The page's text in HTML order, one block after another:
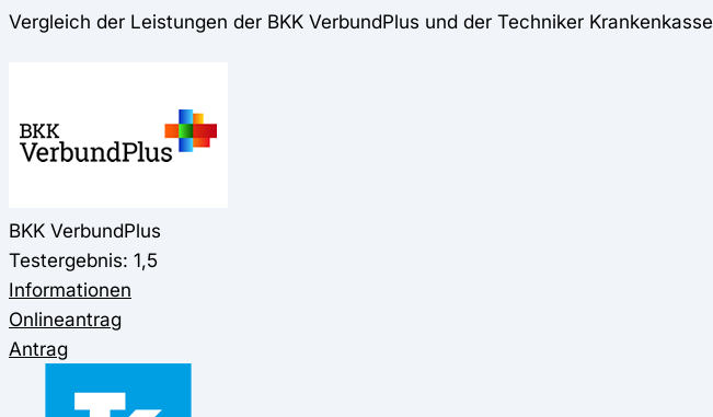
Vergleich der Leistungen der BKK VerbundPlus und der Techniker Krankenkasse
BKK VerbundPlus
Testergebnis: 1,5
Informationen
Onlineantrag
Antrag